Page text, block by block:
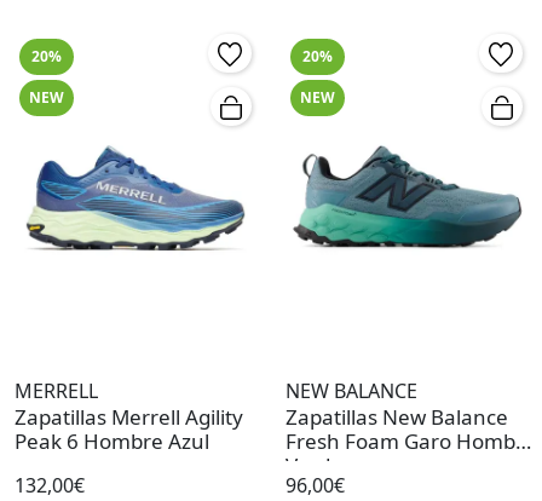
20%
NEW
MERRELL
Zapatillas Merrell Agility
Peak 6 Hombre Azul
132,00€
20%
NEW
NEW BALANCE
Zapatillas New Balance
Fresh Foam Garo Hombre
Verde
96,00€